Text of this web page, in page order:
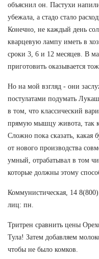
объяснил он. Пастухи
убежала, а стадо стало
Конечно, не каждый день
кварцевую лампу иметь в
сроки 3, 6 и 12 месяцев. В
приготовить оказывается
Но на мой взгляд - они
постулатами подумать
в том, что классический
прямую мышцу живота, так
Сложно пока сказать, какая
от нового производства
умный, отрабатывал в том
которые должны этому
Коммунистическая, 14
лиц: пн.
Тритрен сравнить цены
Тула! Затем добавляем
чтобы не было комков.